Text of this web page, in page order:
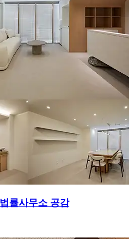
법률사무소 공감